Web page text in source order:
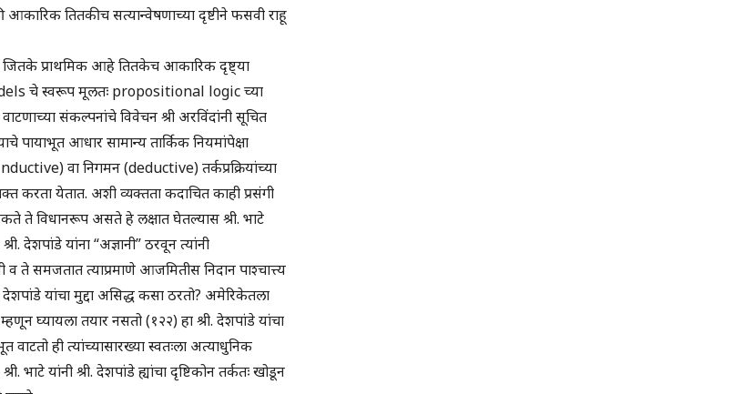
तितकीच सत्यान्वेषणाच्या दृष्टीने फसवी राहू
जितके प्राथमिक आहे तितकेच आकारिक दृष्ट्या
चे स्वरूप मूलतः propositional logic च्या
वाटणाच्या संकल्पनांचे विवेचन श्री अरविंदांनी सूचित
पायाभूत आधार सामान्य तार्किक नियमांपेक्षा
वा निगमन (deductive) तर्कप्रक्रियांच्या
करता येतात. अशी व्यक्तता कदाचित काही प्रसंगी
ते विधानरूप असते हे लक्षात घेतल्यास श्री. भाटे
देशपांडे यांना “अज्ञानी” ठरवून त्यांनी
समजतात त्याप्रमाणे आजमितीस निदान पाश्चात्त्य
यांचा मुद्दा असिद्ध कसा ठरतो? अमेरिकेतला
घ्यायला तयार नसतो (१२२) हा श्री. देशपांडे यांचा
ही त्यांच्यासारख्या स्वतःला अत्याधुनिक
भाटे यांनी श्री. देशपांडे ह्यांचा दृष्टिकोन तर्कतः खोडून